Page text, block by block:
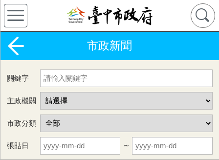
市政新聞
關鍵字
主政機關
市政分類
張貼日 ~